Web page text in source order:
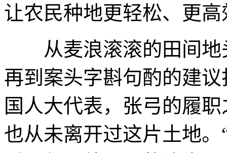
让农民种地更轻松、更高
从麦浪滚滚的田间地
再到案头字斟句酌的建
国人大代表，张弓的履
也从未离开过这片土地